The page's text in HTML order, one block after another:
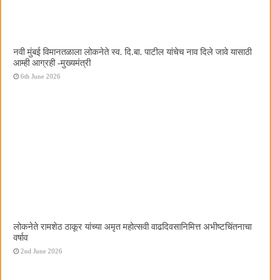
नवी मुंबई विमानतळाला लोकनेते स्व. दि.बा. पाटील यांचेच नाव दिले जावे यासाठी
आम्ही आग्रही -मुख्यमंत्री
6th June 2026
लोकनेते रामशेठ ठाकूर यांच्या अमृत महोत्सवी वाढदिवसानिमित्त अभीष्टचिंतनाचा
वर्षाव
2nd June 2026